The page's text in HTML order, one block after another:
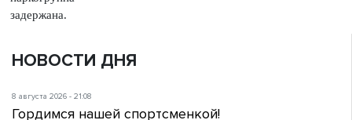
задержана.
НОВОСТИ ДНЯ
8 августа 2026 - 21:08
Гордимся нашей спортсменкой!